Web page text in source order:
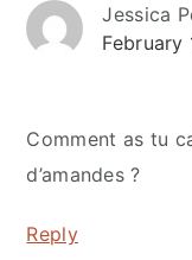
Jessica
February
Comment as tu
d’amandes ?
Reply